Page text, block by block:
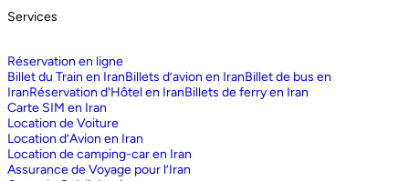
Services
Réservation en ligne
Billet du Train en IranBillets d’avion en IranBillet de bus en
IranRéservation d'Hôtel en IranBillets de ferry en Iran
Carte SIM en Iran
Location de Voiture
Location d’Avion en Iran
Location de camping-car en Iran
Assurance de Voyage pour l’Iran